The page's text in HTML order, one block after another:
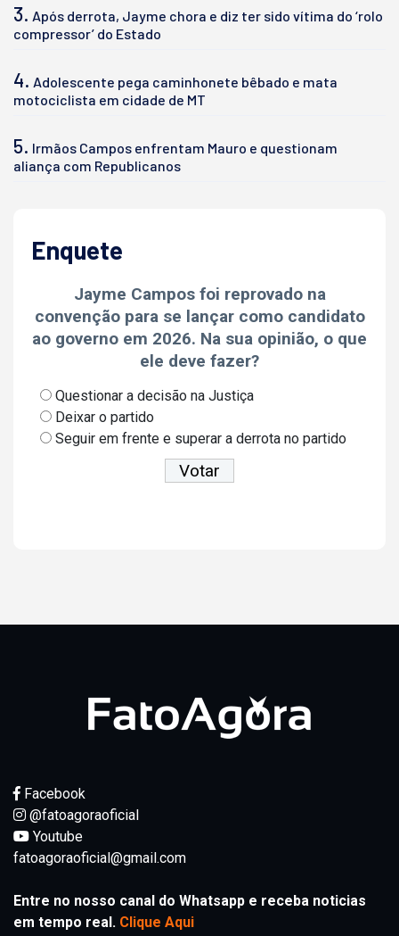
3. Após derrota, Jayme chora e diz ter sido vítima do ‘rolo
compressor’ do Estado
4. Adolescente pega caminhonete bêbado e mata
motociclista em cidade de MT
5. Irmãos Campos enfrentam Mauro e questionam
aliança com Republicanos
Enquete
Jayme Campos foi reprovado na
convenção para se lançar como candidato
ao governo em 2026. Na sua opinião, o que
ele deve fazer?
Questionar a decisão na Justiça
Deixar o partido
Seguir em frente e superar a derrota no partido
Facebook
@fatoagoraoficial
Youtube
fatoagoraoficial@gmail.com
Entre no nosso canal do Whatsapp e receba noticias
em tempo real. Clique Aqui